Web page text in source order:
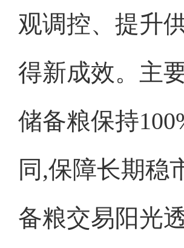
观调控、提升
得新成效。主
储备粮保持
同,保障长期稳
备粮交易阳光